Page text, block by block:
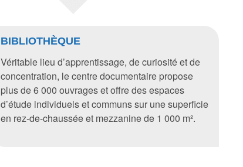
BIBLIOTHÈQUE
Véritable lieu d’apprentissage, de curiosité et de
concentration, le centre documentaire propose
plus de 6 000 ouvrages et offre des espaces
d’étude individuels et communs sur une superficie
en rez-de-chaussée et mezzanine de 1 000 m².